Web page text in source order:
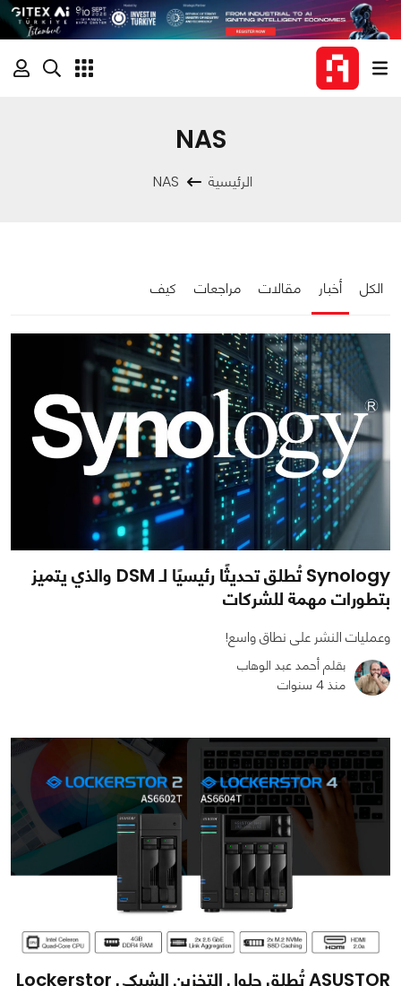
NAS
الرئيسية NAS
الكل أخبار مقالات مراجعات كيف
2314
0
Synology تُطلق تحديثًا رئيسيًا لـ DSM والذي يتميز
بتطورات مهمة للشركات
وعمليات النشر على نطاق واسع!
بقلم أحمد عبد الوهاب
منذ 4 سنوات
ASUSTOR تُطلق حلول التخزين الشبكي Lockerstor